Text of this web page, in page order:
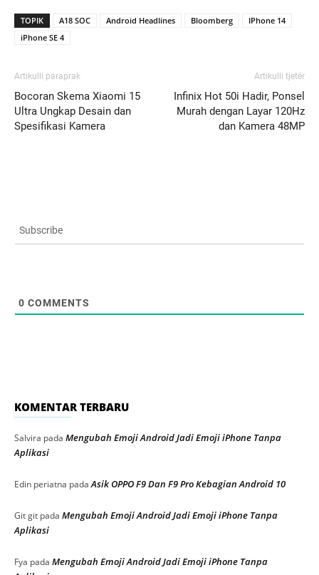
TOPIK A18 SOC Android Headlines Bloomberg
IPhone 14
iPhone SE 4
Artikulli paraprak
Bocoran Skema Xiaomi 15
Ultra Ungkap Desain dan
Spesifikasi Kamera
Artikulli tjetër
Infinix Hot 50i Hadir, Ponsel
Murah dengan Layar 120Hz
dan Kamera 48MP
Subscribe
0 COMMENTS
KOMENTAR TERBARU
Salvira pada Mengubah Emoji Android Jadi Emoji iPhone Tanpa
Aplikasi
Edin periatna padaAsik OPPO F9 Dan F9 Pro Kebagian Android 10
Git git pada Mengubah Emoji Android Jadi Emoji iPhone Tanpa
Aplikasi
Fya pada Mengubah Emoji Android Jadi Emoji iPhone Tanpa